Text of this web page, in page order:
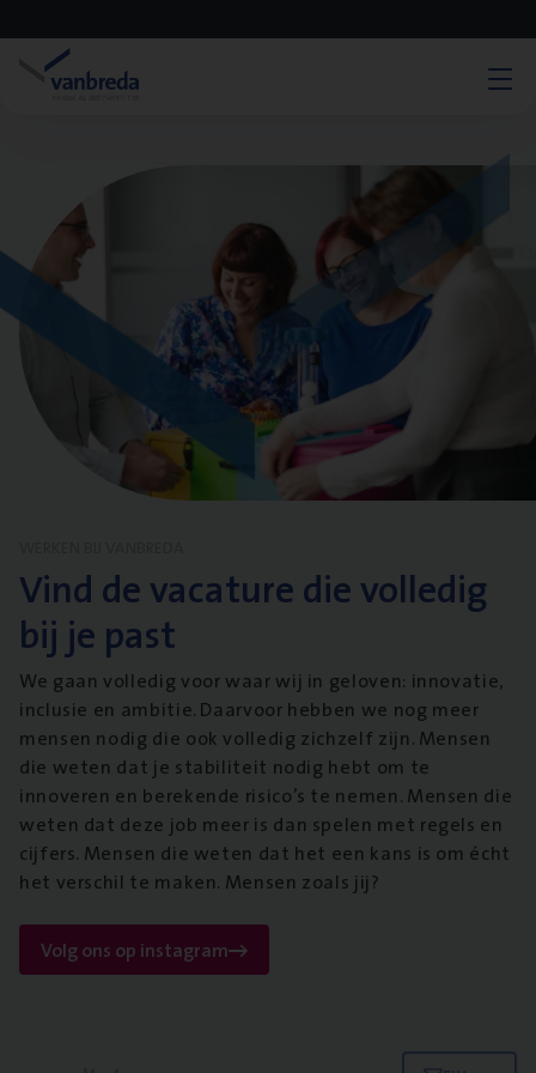
Vind de vacature die volledig
bij je past
We gaan volledig voor waar wij in geloven: innovatie,
inclusie en ambitie. Daarvoor hebben we nog meer
mensen nodig die ook volledig zichzelf zijn. Mensen
die weten dat je stabiliteit nodig hebt om te
innoveren en berekende risico’s te nemen. Mensen die
weten dat deze job meer is dan spelen met regels en
cijfers. Mensen die weten dat het een kans is om écht
het verschil te maken. Mensen zoals jij?
Volg ons op instagram